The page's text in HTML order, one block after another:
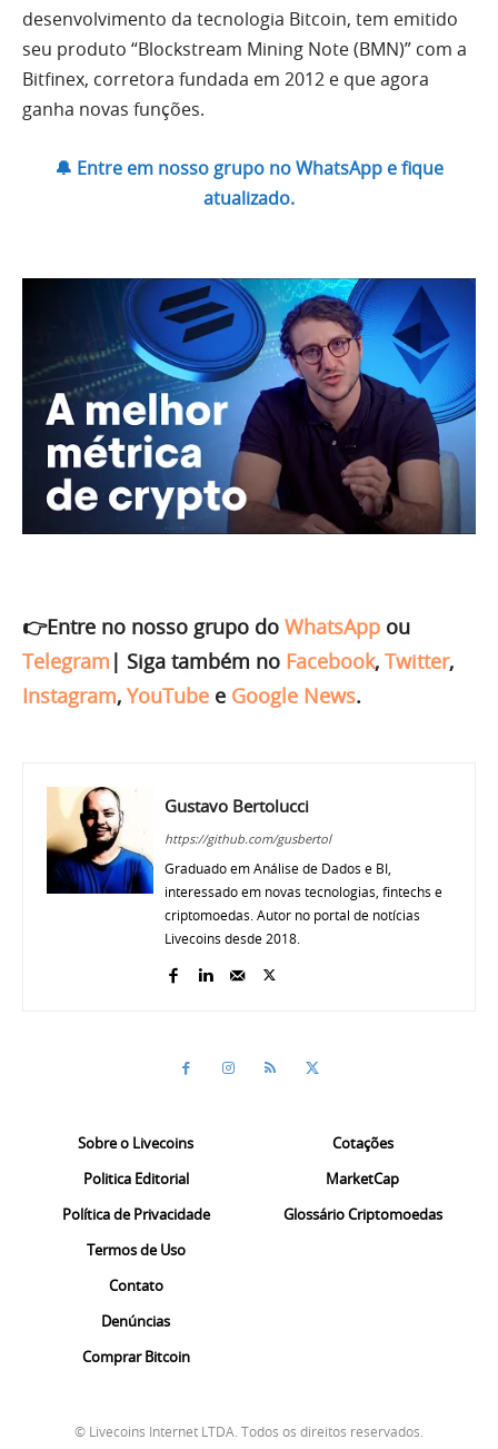
desenvolvimento da tecnologia Bitcoin, tem emitido
seu produto “Blockstream Mining Note (BMN)” com a
Bitfinex, corretora fundada em 2012 e que agora
ganha novas funções.
🔔 Entre em nosso grupo no WhatsApp e fique
atualizado.
👉Entre no nosso grupo do WhatsApp ou
Telegram | Siga também no Facebook, Twitter,
Instagram, YouTube e Google News.
Gustavo Bertolucci
https://github.com/gusbertol
Graduado em Análise de Dados e BI,
interessado em novas tecnologias, fintechs e
criptomoedas. Autor no portal de notícias
Livecoins desde 2018.
Sobre o Livecoins
Politica Editorial
Política de Privacidade
Termos de Uso
Contato
Denúncias
Comprar Bitcoin
Cotações
MarketCap
Glossário Criptomoedas
© Livecoins Internet LTDA. Todos os direitos reservados.